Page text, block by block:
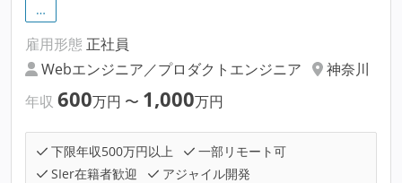
…
雇用形態 正社員
Webエンジニア／プロダクトエンジニア
神奈川
年収 600万円 〜 1,000万円
下限年収500万円以上
一部リモート可
SIer在籍者歓迎
アジャイル開発